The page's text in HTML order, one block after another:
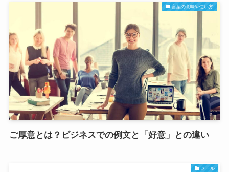
言葉の意味や使い方
ご厚意とは？ビジネスでの例文と「好意」との違い
メール